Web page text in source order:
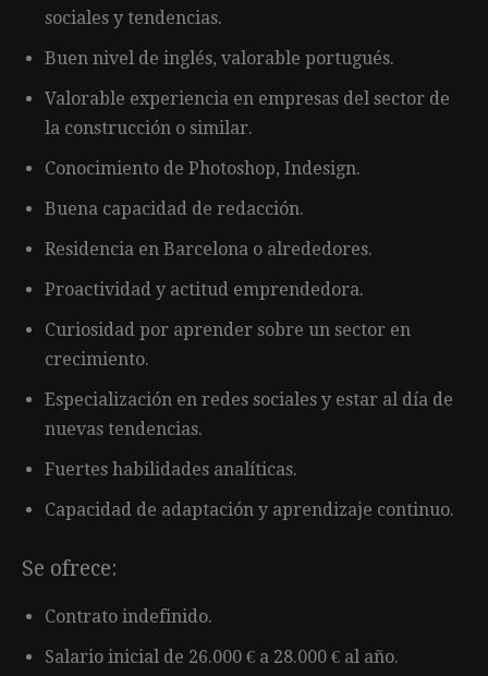
sociales y tendencias.
Buen nivel de inglés, valorable portugués.
Valorable experiencia en empresas del sector de
la construcción o similar.
Conocimiento de Photoshop, Indesign.
Buena capacidad de redacción.
Residencia en Barcelona o alrededores.
Proactividad y actitud emprendedora.
Curiosidad por aprender sobre un sector en
crecimiento.
Especialización en redes sociales y estar al día de
nuevas tendencias.
Fuertes habilidades analíticas.
Capacidad de adaptación y aprendizaje continuo.
Se ofrece:
Contrato indefinido.
Salario inicial de 26.000 € a 28.000 € al año.